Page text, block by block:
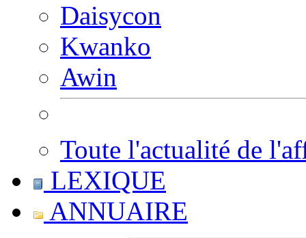
Daisycon
Kwanko
Awin
Toute l'actualité de
LEXIQUE
ANNUAIRE